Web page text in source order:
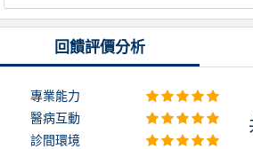
回饋評價分析
專業能力
醫病互動
診間環境